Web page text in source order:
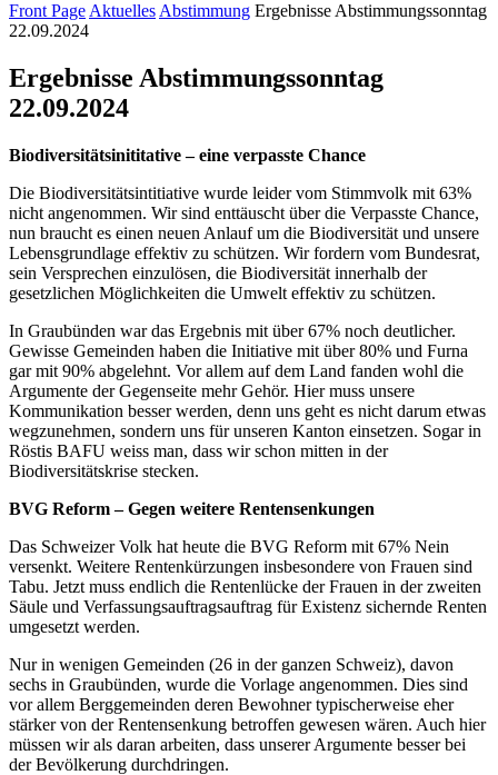
Front Page Aktuelles Abstimmung Ergebnisse Abstimmungssonntag
22.09.2024
Ergebnisse Abstimmungssonntag
22.09.2024
Biodiversitätsinititative – eine verpasste Chance
Die Biodiversitätsintitiative wurde leider vom Stimmvolk mit 63%
nicht angenommen. Wir sind enttäuscht über die Verpasste Chance,
nun braucht es einen neuen Anlauf um die Biodiversität und unsere
Lebensgrundlage effektiv zu schützen. Wir fordern vom Bundesrat,
sein Versprechen einzulösen, die Biodiversität innerhalb der
gesetzlichen Möglichkeiten die Umwelt effektiv zu schützen.
In Graubünden war das Ergebnis mit über 67% noch deutlicher.
Gewisse Gemeinden haben die Initiative mit über 80% und Furna
gar mit 90% abgelehnt. Vor allem auf dem Land fanden wohl die
Argumente der Gegenseite mehr Gehör. Hier muss unsere
Kommunikation besser werden, denn uns geht es nicht darum etwas
wegzunehmen, sondern uns für unseren Kanton einsetzen. Sogar in
Röstis BAFU weiss man, dass wir schon mitten in der
Biodiversitätskrise stecken.
BVG Reform – Gegen weitere Rentensenkungen
Das Schweizer Volk hat heute die BVG Reform mit 67% Nein
versenkt. Weitere Rentenkürzungen insbesondere von Frauen sind
Tabu. Jetzt muss endlich die Rentenlücke der Frauen in der zweiten
Säule und Verfassungsauftragsauftrag für Existenz sichernde Renten
umgesetzt werden.
Nur in wenigen Gemeinden (26 in der ganzen Schweiz), davon
sechs in Graubünden, wurde die Vorlage angenommen. Dies sind
vor allem Berggemeinden deren Bewohner typischerweise eher
stärker von der Rentensenkung betroffen gewesen wären. Auch hier
müssen wir als daran arbeiten, dass unserer Argumente besser bei
der Bevölkerung durchdringen.